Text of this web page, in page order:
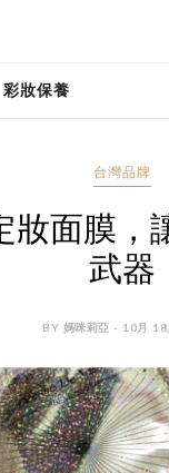
彩妝保養
台灣品牌
妝面膜
武器
BY 媽咪莉亞 - 10月